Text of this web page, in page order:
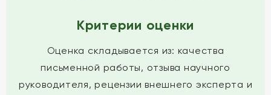
Критерии оценки
Оценка складывается из: качества
письменной работы, отзыва научного
руководителя, рецензии внешнего эксперта и